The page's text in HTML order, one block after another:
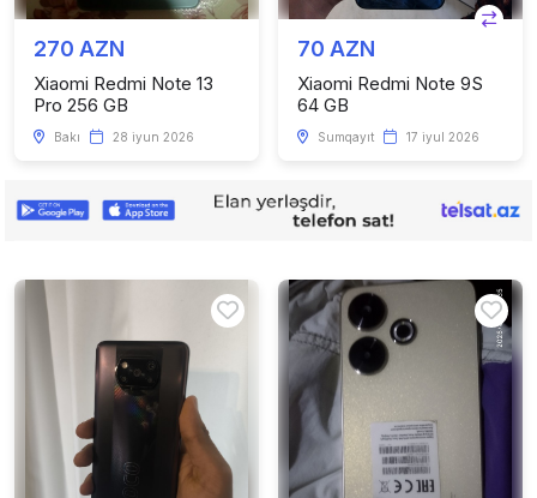
270 AZN
Xiaomi Redmi Note 13
Pro 256 GB
Bakı 28 iyun 2026
70 AZN
Xiaomi Redmi Note 9S
64 GB
Sumqayıt 17 iyul 2026